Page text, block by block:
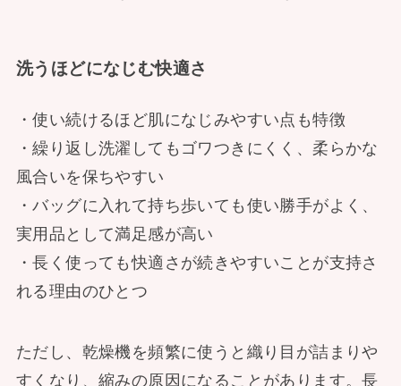
洗うほどになじむ快適さ
・使い続けるほど肌になじみやすい点も特徴
・繰り返し洗濯してもゴワつきにくく、柔らかな
風合いを保ちやすい
・バッグに入れて持ち歩いても使い勝手がよく、
実用品として満足感が高い
・長く使っても快適さが続きやすいことが支持さ
れる理由のひとつ
ただし、乾燥機を頻繁に使うと織り目が詰まりや
すくなり、縮みの原因になることがあります。長